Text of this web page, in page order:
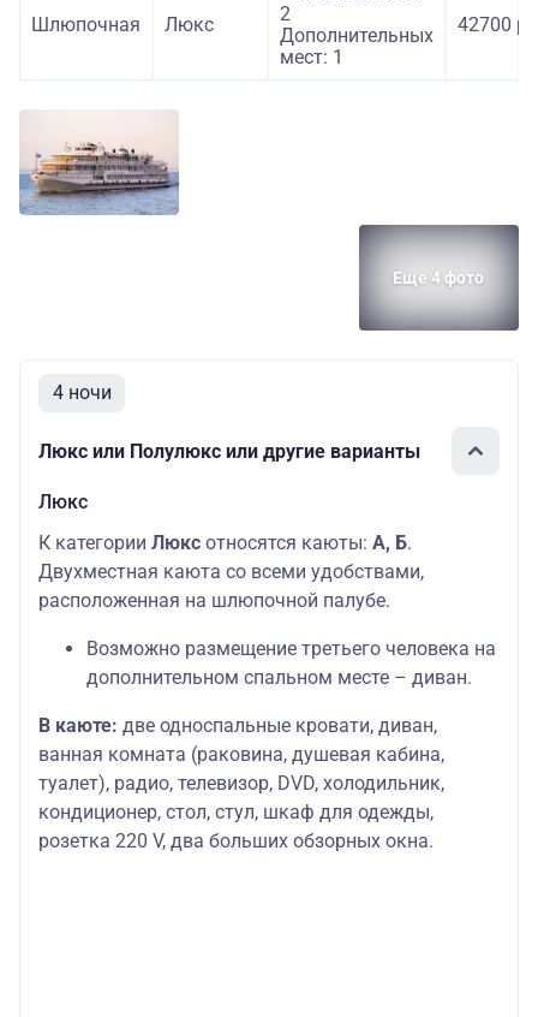
Шлюпочная Люкс
2
Дополнительных
мест: 1
42700
Еще 4 фото
4 ночи
Люкс или Полулюкс или другие варианты
Люкс
К категории Люкс относятся каюты: А, Б.
Двухместная каюта со всеми удобствами,
расположенная на шлюпочной палубе.
Возможно размещение третьего человека на
дополнительном спальном месте – диван.
В каюте: две односпальные кровати, диван,
ванная комната (раковина, душевая кабина,
туалет), радио, телевизор, DVD, холодильник,
кондиционер, стол, стул, шкаф для одежды,
розетка 220 V, два больших обзорных окна.